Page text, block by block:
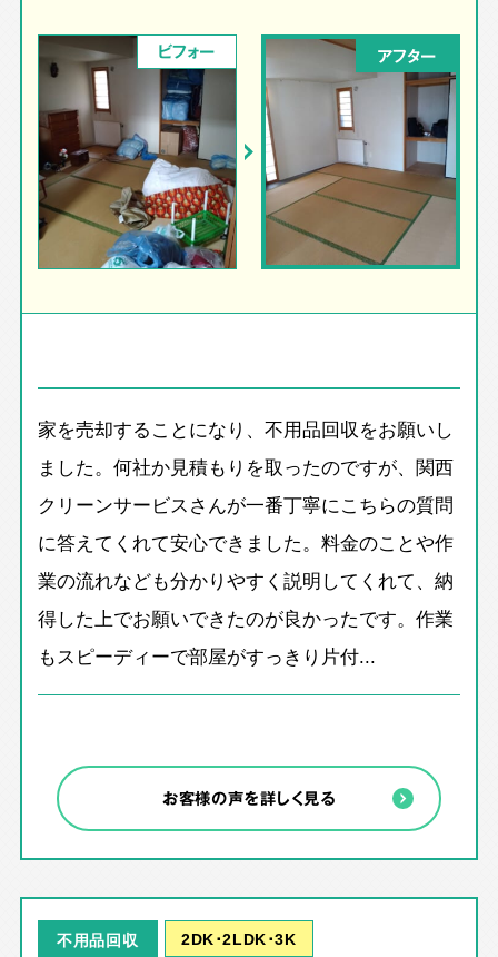
ビフォー アフター
家を売却することになり、不用品回収をお願いし
ました。何社か見積もりを取ったのですが、関西
クリーンサービスさんが一番丁寧にこちらの質問
に答えてくれて安心できました。料金のことや作
業の流れなども分かりやすく説明してくれて、納
得した上でお願いできたのが良かったです。作業
もスピーディーで部屋がすっきり片付...
お客様の声を詳しく見る
不用品回収 2DK･2LDK･3K